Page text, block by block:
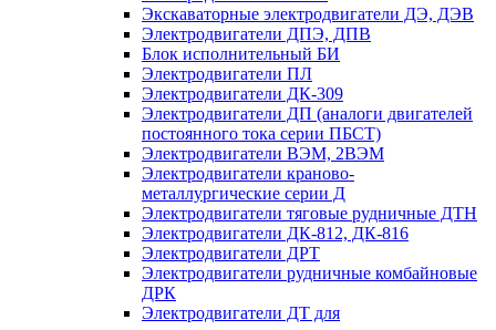
Экскаваторные электродвигатели ДЭ, ДЭВ
Электродвигатели ДПЭ, ДПВ
Блок исполнительный БИ
Электродвигатели ПЛ
Электродвигатели ДК-309
Электродвигатели ДП (аналоги двигателей
постоянного тока серии ПБСТ)
Электродвигатели ВЭМ, 2ВЭМ
Электродвигатели краново-
металлургические серии Д
Электродвигатели тяговые рудничные ДТН
Электродвигатели ДК-812, ДК-816
Электродвигатели ДРТ
Электродвигатели рудничные комбайновые
ДРК
Электродвигатели ДТ для